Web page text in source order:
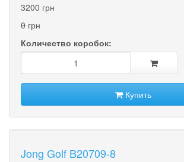
3200 грн
0 грн
Количество коробок:
Купить
Jong Golf B20709-8